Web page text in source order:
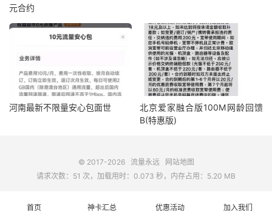
元合约
河南最新不限量安心包面世
北京爱家融合版100M网龄回馈
B(特惠版)
首页 神卡汇总 优惠活动 加入我们
© 2017-2026 流量永远
网站地图
请求次数：51 次，加载用时：0.073 秒，内存占用：5.20 MB